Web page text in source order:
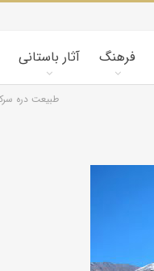
آثار باستانی فرهنگ
طبیعت دره